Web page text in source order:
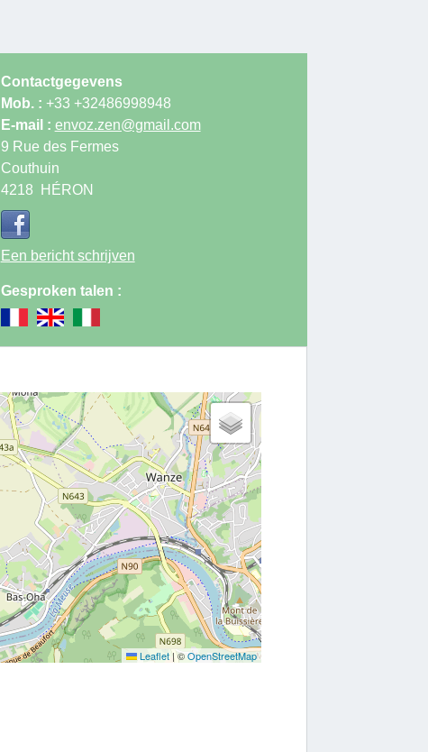
Contactgegevens
Mob. : +33 +32486998948
E-mail : envoz.zen@gmail.com
9 Rue des Fermes
Couthuin
4218
HÉRON
Een bericht schrijven
Gesproken talen :
Leaflet|©OpenStreetMap